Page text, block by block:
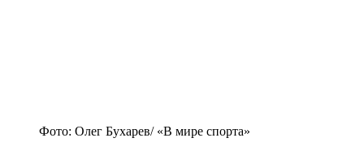
Фото: Олег Бухарев/ «В мире спорта»